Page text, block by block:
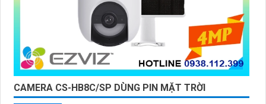
CAMERA CS-HB8C/SP DÙNG PIN MẶT TRỜI